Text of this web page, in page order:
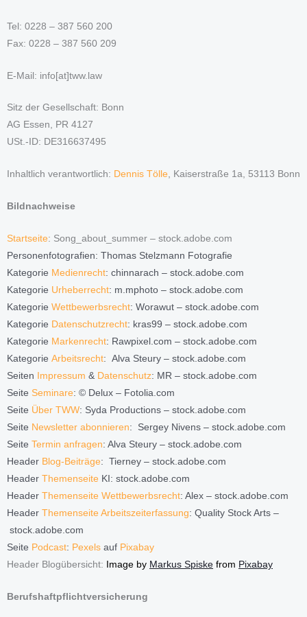
Tel: 0228 – 387 560 200
Fax: 0228 – 387 560 209
E-Mail: info[at]tww.law
Sitz der Gesellschaft: Bonn
AG Essen, PR 4127
USt.-ID: DE316637495
Inhaltlich verantwortlich: Dennis Tölle, Kaiserstraße 1a, 53113 Bonn
Bildnachweise
Startseite: Song_about_summer – stock.adobe.com
Personenfotografien: Thomas Stelzmann Fotografie
Kategorie Medienrecht: chinnarach – stock.adobe.com
Kategorie Urheberrecht: m.mphoto – stock.adobe.com
Kategorie Wettbewerbsrecht: Worawut – stock.adobe.com
Kategorie Datenschutzrecht: kras99 – stock.adobe.com
Kategorie Markenrecht: Rawpixel.com – stock.adobe.com
Kategorie Arbeitsrecht: Alva Steury – stock.adobe.com
Seiten
Impressum & Datenschutz: MR – stock.adobe.com
Seite Seminare: © Delux – Fotolia.com
Seite Über TWW: Syda Productions – stock.adobe.com
Seite Newsletter abonnieren: Sergey Nivens – stock.adobe.com
Seite Termin anfragen: Alva Steury – stock.adobe.com
Header Blog-Beiträge: Tierney – stock.adobe.com
Header Themenseite KI: stock.adobe.com
Header Themenseite Wettbewerbsrecht: Alex – stock.adobe.com
Header Themenseite Arbeitszeiterfassung: Quality Stock Arts –
stock.adobe.com
Seite Podcast: Pexels auf Pixabay
Header Blogübersicht:
Image by Markus Spiske from Pixabay
Berufshaftpflichtversicherung